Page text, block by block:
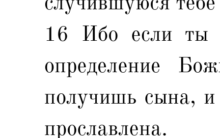
16 Ибо если ты
определение
получишь сына,
прославлена.